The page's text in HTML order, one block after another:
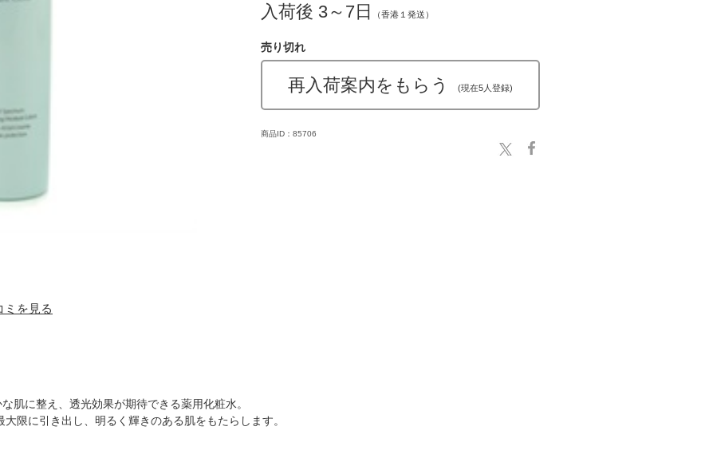
ミを見る
入荷後 3～7日
（香港１発送）
売り切れ
再入荷案内をもらう (現在5人登録)
商品ID：85706
肌に整え、透光効果が期待できる薬用化粧水。
限に引き出し、明るく輝きのある肌をもたらします。